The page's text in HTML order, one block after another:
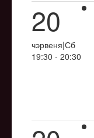
20
чэрвеня|Сб
19:30 - 20:30